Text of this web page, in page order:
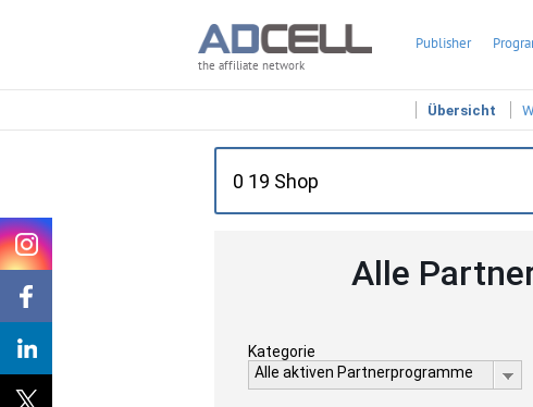
the affiliate network
Publisher
Übersicht
Alle
Kategorie
Alle aktiven Partnerprogramme